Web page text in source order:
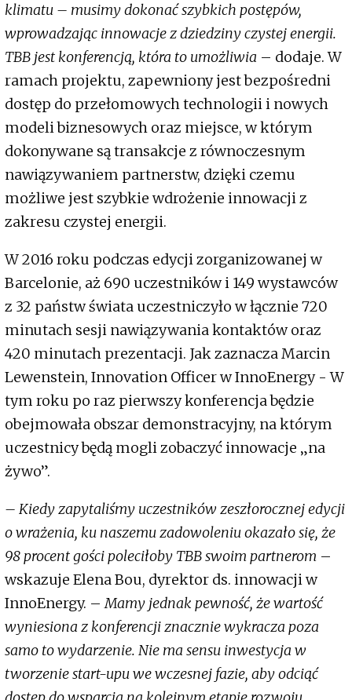
klimatu – musimy dokonać szybkich postępów,
wprowadzając innowacje z dziedziny czystej energii.
TBB jest konferencją, która to umożliwia – dodaje. W
ramach projektu, zapewniony jest bezpośredni
dostęp do przełomowych technologii i nowych
modeli biznesowych oraz miejsce, w którym
dokonywane są transakcje z równoczesnym
nawiązywaniem partnerstw, dzięki czemu
możliwe jest szybkie wdrożenie innowacji z
zakresu czystej energii.
W 2016 roku podczas edycji zorganizowanej w
Barcelonie, aż 690 uczestników i 149 wystawców
z 32 państw świata uczestniczyło w łącznie 720
minutach sesji nawiązywania kontaktów oraz
420 minutach prezentacji. Jak zaznacza Marcin
Lewenstein, Innovation Officer w InnoEnergy - W
tym roku po raz pierwszy konferencja będzie
obejmowała obszar demonstracyjny, na którym
uczestnicy będą mogli zobaczyć innowacje „na
żywo”.
– Kiedy zapytaliśmy uczestników zeszłorocznej edycji
o wrażenia, ku naszemu zadowoleniu okazało się, że
98 procent gości poleciłoby TBB swoim partnerom –
wskazuje Elena Bou, dyrektor ds. innowacji w
InnoEnergy. –Mamy jednak pewność, że wartość
wyniesiona z konferencji znacznie wykracza poza
samo to wydarzenie. Nie ma sensu inwestycja w
tworzenie start-upu we wczesnej fazie, aby odciąć